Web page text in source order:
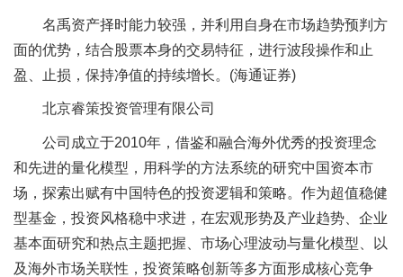
名禹资产择时能力较强，并利用自身在市场趋势预判方
面的优势，结合股票本身的交易特征，进行波段操作和止
盈、止损，保持净值的持续增长。(海通证券)
北京睿策投资管理有限公司
公司成立于2010年，借鉴和融合海外优秀的投资理念
和先进的量化模型，用科学的方法系统的研究中国资本市
场，探索出赋有中国特色的投资逻辑和策略。作为超值稳健
型基金，投资风格稳中求进，在宏观形势及产业趋势、企业
基本面研究和热点主题把握、市场心理波动与量化模型、以
及海外市场关联性，投资策略创新等多方面形成核心竞争